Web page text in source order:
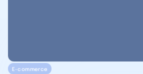
E-commerce